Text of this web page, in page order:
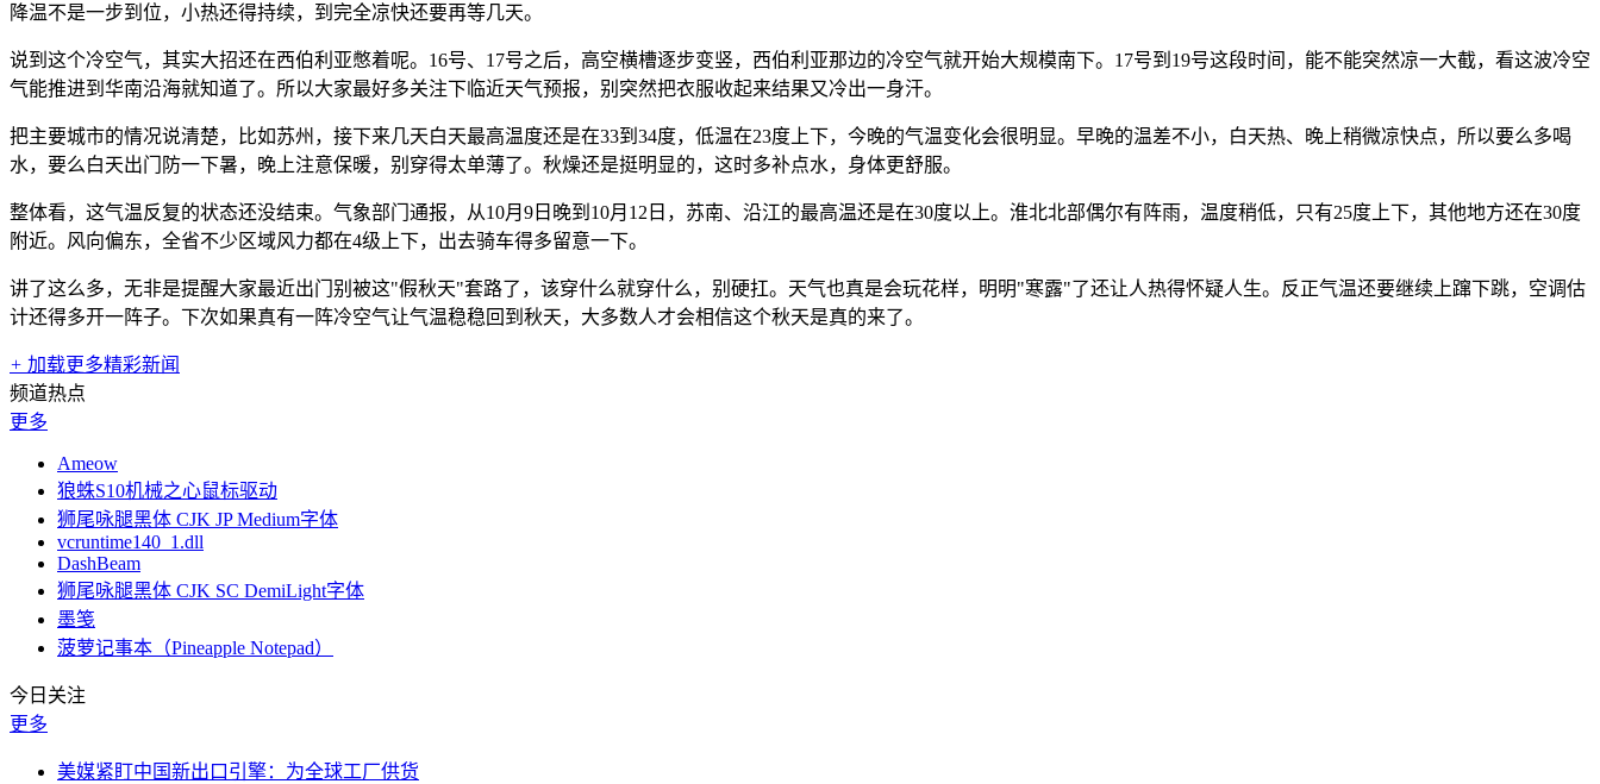
降温不是一步到位，小热还得持续，到完全凉快还要再等几天。
说到这个冷空气，其实大招还在西伯利亚憋着呢。16号、17号之后，高空横槽逐步变竖，西伯利亚那边的冷空气就开始大规模南下。17号到19号这段时间，能不能突然凉一大截，看这波冷空
气能推进到华南沿海就知道了。所以大家最好多关注下临近天气预报，别突然把衣服收起来结果又冷出一身汗。
把主要城市的情况说清楚，比如苏州，接下来几天白天最高温度还是在33到34度，低温在23度上下，今晚的气温变化会很明显。早晚的温差不小，白天热、晚上稍微凉快点，所以要么多喝
水，要么白天出门防一下暑，晚上注意保暖，别穿得太单薄了。秋燥还是挺明显的，这时多补点水，身体更舒服。
整体看，这气温反复的状态还没结束。气象部门通报，从10月9日晚到10月12日，苏南、沿江的最高温还是在30度以上。淮北北部偶尔有阵雨，温度稍低，只有25度上下，其他地方还在30度
附近。风向偏东，全省不少区域风力都在4级上下，出去骑车得多留意一下。
讲了这么多，无非是提醒大家最近出门别被这"假秋天"套路了，该穿什么就穿什么，别硬扛。天气也真是会玩花样，明明"寒露"了还让人热得怀疑人生。反正气温还要继续上蹿下跳，空调估
计还得多开一阵子。下次如果真有一阵冷空气让气温稳稳回到秋天，大多数人才会相信这个秋天是真的来了。
+ 加载更多精彩新闻
频道热点
更多
Ameow
狼蛛S10机械之心鼠标驱动
狮尾咏腿黑体 CJK JP Medium字体
vcruntime140_1.dll
DashBeam
狮尾咏腿黑体 CJK SC DemiLight字体
墨笺
菠萝记事本（Pineapple Notepad）
今日关注
更多
美媒紧盯中国新出口引擎：为全球工厂供货